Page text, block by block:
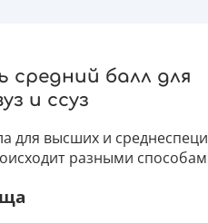
средний балл для
и ссуз
для высших и
разными